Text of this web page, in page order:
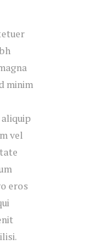
minim
vel
eros